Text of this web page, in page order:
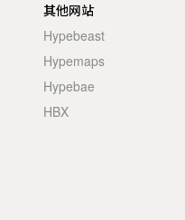
其他网站
Hypebeast
Hypemaps
Hypebae
HBX